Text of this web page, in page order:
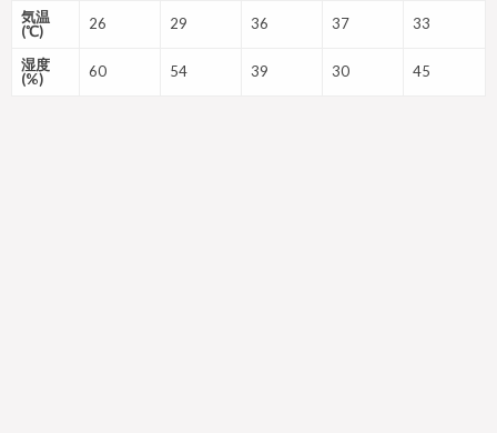
気温
(℃)
26 29 36 37 33
湿度
(%)
60 54 39 30 45